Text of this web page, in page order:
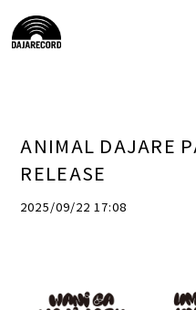
ANIMAL DAJARE
RELEASE
2025/09/22 17:08